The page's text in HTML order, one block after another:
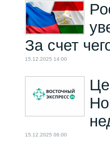
За счет
15.12.2025 14:00
15.12.2025 06:00